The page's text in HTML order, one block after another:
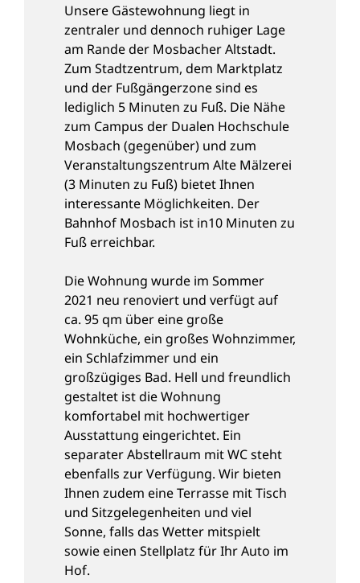
Unsere Gästewohnung liegt in
zentraler und dennoch ruhiger Lage
am Rande der Mosbacher Altstadt.
Zum Stadtzentrum, dem Marktplatz
und der Fußgängerzone sind es
lediglich 5 Minuten zu Fuß. Die Nähe
zum Campus der Dualen Hochschule
Mosbach (gegenüber) und zum
Veranstaltungszentrum Alte Mälzerei
(3 Minuten zu Fuß) bietet Ihnen
interessante Möglichkeiten. Der
Bahnhof Mosbach ist in10 Minuten zu
Fuß erreichbar.
Die Wohnung wurde im Sommer
2021 neu renoviert und verfügt auf
ca. 95 qm über eine große
Wohnküche, ein großes Wohnzimmer,
ein Schlafzimmer und ein
großzügiges Bad. Hell und freundlich
gestaltet ist die Wohnung
komfortabel mit hochwertiger
Ausstattung eingerichtet. Ein
separater Abstellraum mit WC steht
ebenfalls zur Verfügung. Wir bieten
Ihnen zudem eine Terrasse mit Tisch
und Sitzgelegenheiten und viel
Sonne, falls das Wetter mitspielt
sowie einen Stellplatz für Ihr Auto im
Hof.